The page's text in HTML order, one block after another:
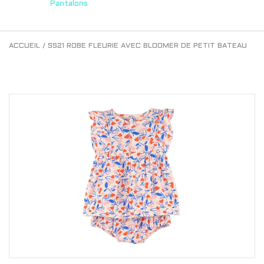
Pantalons
ACCUEIL / SS21 ROBE FLEURIE AVEC BLOOMER DE PETIT BATEAU